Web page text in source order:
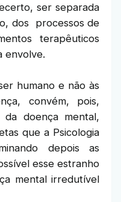
ser separada
dos processos de
terapêuticos
envolve.
humano e não às
convém, pois,
doença mental,
que a Psicologia
depois as
esse estranho
mental irredutível